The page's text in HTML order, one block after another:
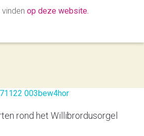
op deze website.
rond het Willibrordusorgel